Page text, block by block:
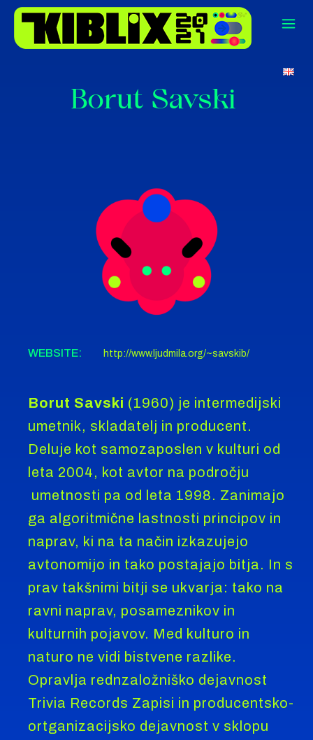
Borut Savski
WEBSITE: http://www.ljudmila.org/~savskib/
Borut Savski (1960) je intermedijski
umetnik, skladatelj in producent.
Deluje kot samozaposlen v kulturi od
leta 2004, kot avtor na področju
umetnosti pa od leta 1998. Zanimajo
ga algoritmične lastnosti principov in
naprav, ki na ta način izkazujejo
avtonomijo in tako postajajo bitja. In s
prav takšnimi bitji se ukvarja: tako na
ravni naprav, posameznikov in
kulturnih pojavov. Med kulturo in
naturo ne vidi bistvene razlike.
Opravlja rednzaložniško dejavnost
Trivia Records Zapisi in producentsko-
ortganizacijsko dejavnost v sklopu